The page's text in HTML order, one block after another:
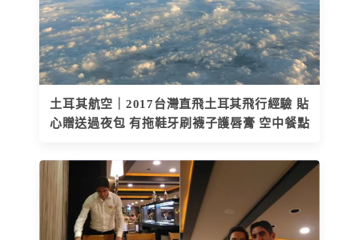
土耳其航空｜2017台灣直飛土耳其飛行經驗 貼
心贈送過夜包 有拖鞋牙刷襪子護唇膏 空中餐點